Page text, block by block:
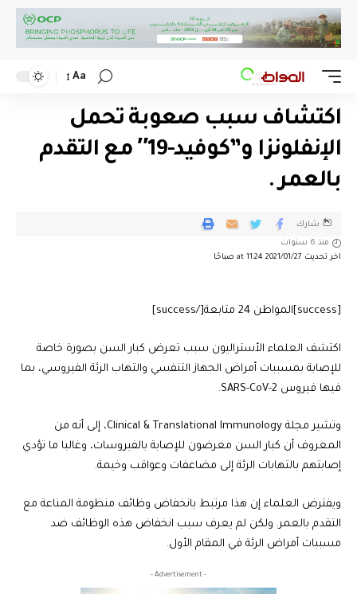
Aa
اكتشاف سبب صعوبة تحمل
الإنفلونزا و”كوفيد-19″ مع التقدم
بالعمر .
اخر تحديث 2021/01/27 at 11:24 صباحًا
منذ 6 سنوات
شارك
[success]المواطن 24 متابعة[/success]
اكتشف العلماء الأستراليون سبب تعرض كبار السن بصورة خاصة
للإصابة بمسببات أمراض الجهاز التنفسي والتهاب الرئة الفيروسي، بما
فيها فيروس SARS-CoV-2.
وتشير مجلة Clinical & Translational Immunology، إلى أنه من
المعروف أن كبار السن معرضون للإصابة بالفيروسات، وغالبا ما تؤدي
إصابتهم بالتهابات الرئة إلى مضاعفات وعواقب وخيمة.
ويفترض العلماء إن هذا مرتبط بانخفاض وظائف منظومة المناعة مع
التقدم بالعمر. ولكن لم يعرف سبب انخفاض هذه الوظائف ضد
مسببات أمراض الرئة في المقام الأول.
- Advertisement -